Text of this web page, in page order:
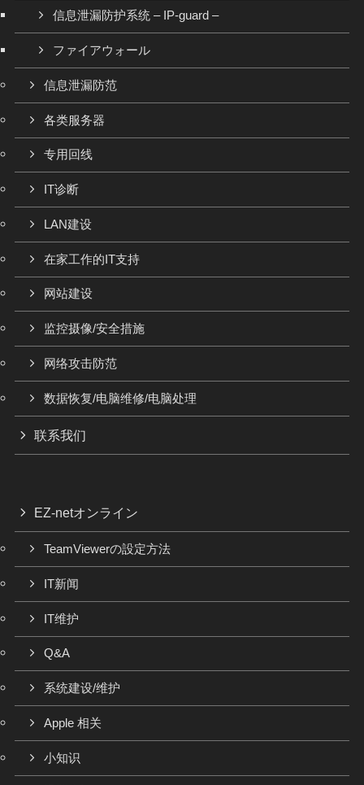
信息泄漏防护系统 – IP-guard –
ファイアウォール
信息泄漏防范
各类服务器
专用回线
IT诊断
LAN建设
在家工作的IT支持
网站建设
监控摄像/安全措施
网络攻击防范
数据恢复/电脑维修/电脑处理
联系我们
EZ-netオンライン
TeamViewerの設定方法
IT新闻
IT维护
Q&A
系统建设/维护
Apple 相关
小知识